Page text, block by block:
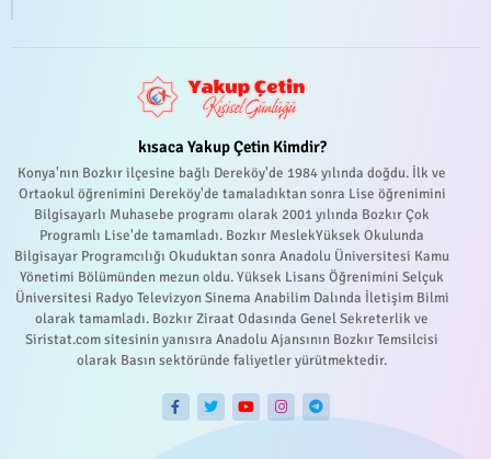
kısaca Yakup Çetin Kimdir?
Konya'nın Bozkır ilçesine bağlı Dereköy'de 1984 yılında doğdu. İlk ve
Ortaokul öğrenimini Dereköy'de tamaladıktan sonra Lise öğrenimini
Bilgisayarlı Muhasebe programı olarak 2001 yılında Bozkır Çok
Programlı Lise'de tamamladı. Bozkır MeslekYüksek Okulunda
Bilgisayar Programcılığı Okuduktan sonra Anadolu Üniversitesi Kamu
Yönetimi Bölümünden mezun oldu. Yüksek Lisans Öğrenimini Selçuk
Üniversitesi Radyo Televizyon Sinema Anabilim Dalında İletişim Bilmi
olarak tamamladı. Bozkır Ziraat Odasında Genel Sekreterlik ve
Siristat.com sitesinin yanısıra Anadolu Ajansının Bozkır Temsilcisi
olarak Basın sektöründe faliyetler yürütmektedir.